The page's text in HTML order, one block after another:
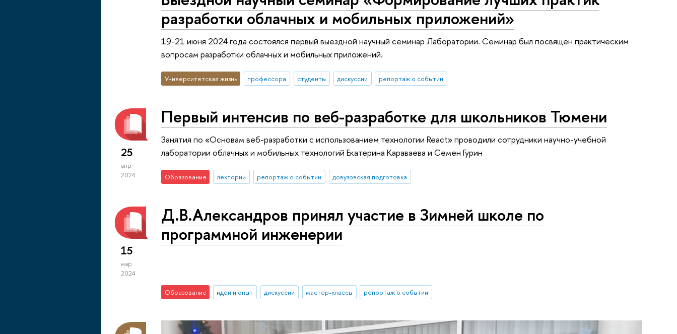
разработки облачных и мобильных приложений»
19-21 июня 2024 года состоялся первый выездной научный семинар Лаборатории. Семинар был посвящен практическим
вопросам разработки облачных и мобильных приложений.
Университетская жизнь профессора студенты дискуссии репортаж о событии
25
апр
2024
Первый интенсив по веб-разработке для школьников Тюмени
Занятия по «Основам веб-разработки с использованием технологии React» проводили сотрудники научно-учебной
лаборатории облачных и мобильных технологий Екатерина Караваева и Семен Гурин
Образование лектории репортаж о событии довузовская подготовка
15
мар
2024
Д.В.Александров принял участие в Зимней школе по
программной инженерии
Образование идеи и опыт дискуссии мастер-классы репортаж о событии